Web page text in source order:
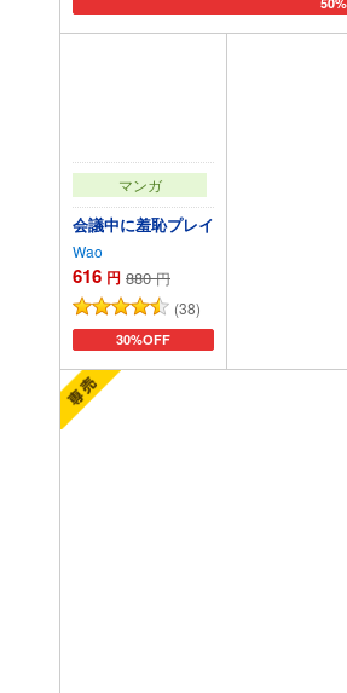
カー
マンガ
会議中に羞恥プレイ
Wao
616 円 880 円
(38)
30%OFF
カートに追加